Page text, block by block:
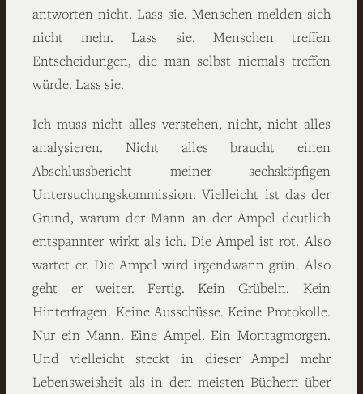
antworten nicht. Lass sie. Menschen melden sich
nicht mehr. Lass sie. Menschen treffen
Entscheidungen, die man selbst niemals treffen
würde. Lass sie.
Ich muss nicht alles verstehen, nicht, nicht alles
analysieren. Nicht alles braucht einen
Abschlussbericht meiner sechsköpfigen
Untersuchungskommission. Vielleicht ist das der
Grund, warum der Mann an der Ampel deutlich
entspannter wirkt als ich. Die Ampel ist rot. Also
wartet er. Die Ampel wird irgendwann grün. Also
geht er weiter. Fertig. Kein Grübeln. Kein
Hinterfragen. Keine Ausschüsse. Keine Protokolle.
Nur ein Mann. Eine Ampel. Ein Montagmorgen.
Und vielleicht steckt in dieser Ampel mehr
Lebensweisheit als in den meisten Büchern über